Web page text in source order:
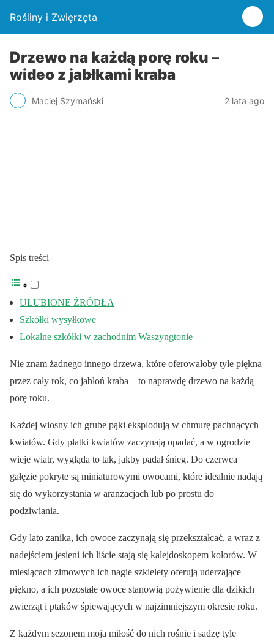
Rośliny i Zwięrzęta
Drzewo na każdą porę roku –
wideo z jabłkami kraba
Maciej Szymański 2 lata ago
Spis treści
ULUBIONE ŹRÓDŁA
Szkółki wysyłkowe
Lokalne szkółki w zachodnim Waszyngtonie
Nie znam żadnego innego drzewa, które oferowałoby tyle piękna
przez cały rok, co jabłoń kraba – to naprawdę drzewo na każdą
porę roku.
Każdej wiosny ich grube pąki eksplodują w chmurę pachnących
kwiatów. Gdy płatki kwiatów zaczynają opadać, a w ogrodzie
wieje wiatr, wygląda to tak, jakby padał śnieg. Do czerwca
gałęzie pokryte są miniaturowymi owocami, które idealnie nadają
się do wykorzystania w aranżacjach lub po prostu do
podziwiania.
Gdy lato zanika, ich owoce zaczynają się przekształcać, a wraz z
nadejściem jesieni ich liście stają się kalejdoskopem kolorów. W
miesiącach zimowych ich nagie szkielety oferują uderzające
piękno, a ich pozostałe owoce stanowią pożywienie dla dzikich
zwierząt i ptaków śpiewających w najzimniejszym okresie roku.
Z każdym sezonem moja miłość do nich rośnie i sadzę tyle